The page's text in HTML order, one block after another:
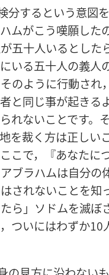
分するという意図
ムがこう嘆願した
五十人いるとし
いる五十人の義人
のように行動され
と同じ事が起きる
れないことです。
を裁く方は正しい
こで，『あなたに
ブラハムは自分の
されないことを知
ら」ソドムを滅ぼ
ついにはわずか10